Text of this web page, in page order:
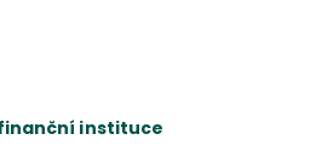
instituce